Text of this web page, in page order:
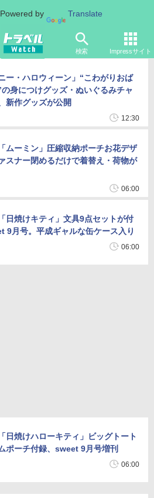
Powered by Translate
検索 Impressサイト
月) 12:30 更新
ー・ハロウィーン」“こわがりおば
の身につけグッズ・ぬいぐるみチャ
新作グッズが公開
12:30
ムーミン」圧縮収納ポーチお花デザ
スナー閉めるだけで着替え・荷物が
06:00
日焼けキティ」文具9点セットが付
9月号。平成ギャルな缶ケース入り
06:00
日焼けハローキティ」ビッグトート
ポーチ付録、sweet 9月号増刊
06:00